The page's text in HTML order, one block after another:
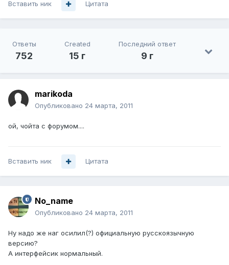
Вставить ник Цитата
Ответы
752
Created
15 г
Последний ответ
9 г
marikoda
Опубликовано 24 марта, 2011
ой, чойта с форумом....
Вставить ник Цитата
No_name
Опубликовано 24 марта, 2011
Ну надо же наг осилил(?) официальную русскоязычную
версию?
А интерфейсик нормальный.